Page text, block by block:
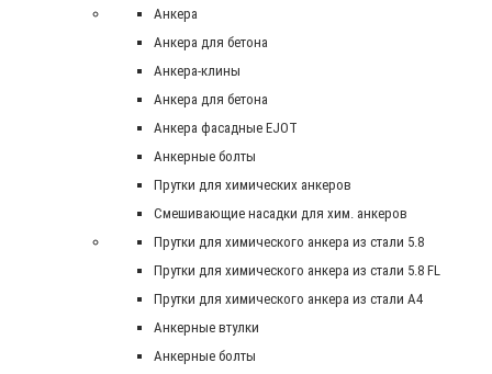
Анкера
Анкера для бетона
Анкера-клины
Анкера для бетона
Анкера фасадные EJOT
Анкерные болты
Прутки для химических анкеров
Смешивающие насадки для хим. анкеров
Прутки для химического анкера из стали 5.8
Прутки для химического анкера из стали 5.8 FL
Прутки для химического анкера из стали А4
Анкерные втулки
Анкерные болты